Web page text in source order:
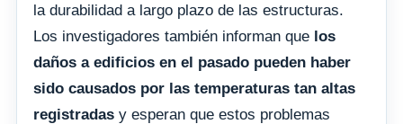
la durabilidad a largo plazo de las estructuras.
Los investigadores también informan que los
daños a edificios en el pasado pueden haber
sido causados por las temperaturas tan altas
registradas y esperan que estos problemas